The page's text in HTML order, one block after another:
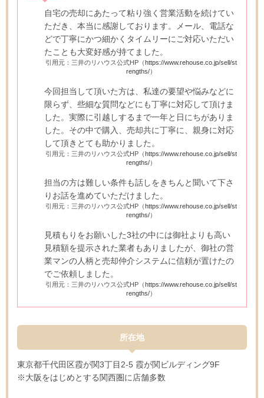
自宅の売却にあたって粘り強く営業活動を続けてい
ただき、本当に感謝しております。メール、電話な
どで丁寧にかつ細かくタイムリーにご対応いただい
たことも大変好感が持てました。
引用元：三井のリハウス公式HP（https://www.rehouse.co.jp/sell/st
rengths/）
今回担当して頂いた方は、私達の要望や悩みなどに
限らず、些細な質問などにも丁寧に対応して頂けま
した。実際に引越しするまで一年と日にちがありま
した。その中で購入、売却共に丁寧に、親身に対応
して頂きとても助かりました。
引用元：三井のリハウス公式HP（https://www.rehouse.co.jp/sell/st
rengths/）
担当の方は難しい条件も話しをきちんと聞いて下さ
りお話を進めていただけました。
引用元：三井のリハウス公式HP（https://www.rehouse.co.jp/sell/st
rengths/）
見積もりをお願いした3社の中には御社よりも高い
見積額を提示された業者もありましたが、御社の営
業マンの人柄と売却仲介システムに信頼が置けたの
でご依頼しました。
引用元：三井のリハウス公式HP（https://www.rehouse.co.jp/sell/st
rengths/）
所在地
東京都千代田区霞が関3丁目2-5 霞が関ビルディング9F
※大阪をはじめとする関西圏に店舗多数